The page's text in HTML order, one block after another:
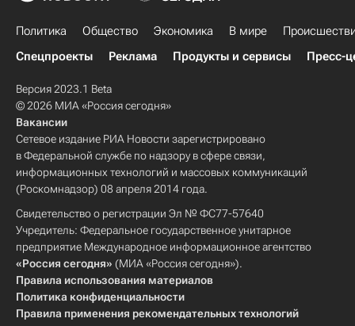
Политика Общество Экономика В мире
Спецпроекты
Реклама Продукты и сервисы Пресс-
Версия 2023.1 Beta
© 2026 МИА «Россия сегодня»
Вакансии
Сетевое издание РИА Новости зарегистрировано
в Федеральной службе по надзору в сфере связи,
информационных технологий и массовых коммуникаций
(Роскомнадзор) 08 апреля 2014 года.
Свидетельство о регистрации Эл № ФС77-57640
Учредитель: Федеральное государственное унитарное
предприятие Международное информационное агентство
«Россия сегодня» (МИА «Россия сегодня»).
Правила использования материалов
Политика конфиденциальности
Правила применения рекомендательных технологий